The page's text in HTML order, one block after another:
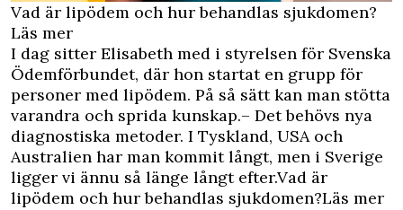
Vad är lipödem och hur behandlas sjukdomen?
Läs mer
I dag sitter Elisabeth med i styrelsen för Svenska
Ödemförbundet, där hon startat en grupp för
personer med lipödem. På så sätt kan man stötta
varandra och sprida kunskap.– Det behövs nya
diagnostiska metoder. I Tyskland, USA och
Australien har man kommit långt, men i Sverige
ligger vi ännu så länge långt efter.Vad är
lipödem och hur behandlas sjukdomen?Läs mer